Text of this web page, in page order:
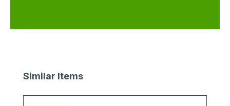
Produktgalerie überspringen
Similar Items